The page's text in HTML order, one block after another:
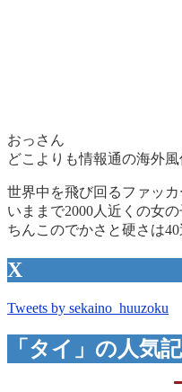
おっさん
どこよりも情報通の海外
世界中を飛び回るファッカ
いままで2000人近くの女
ちんこのでかさと硬さは
X
Tweets by sekaino_huuzoku
「タイ」の人気